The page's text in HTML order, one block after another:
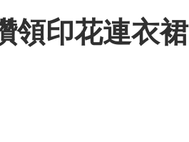
領印花連衣裙